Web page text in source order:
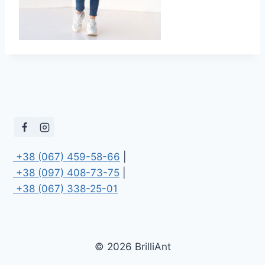
+38 (067) 459-58-66
+38 (097) 408-73-75
+38 (067) 338-25-01
© 2026 BrilliAnt